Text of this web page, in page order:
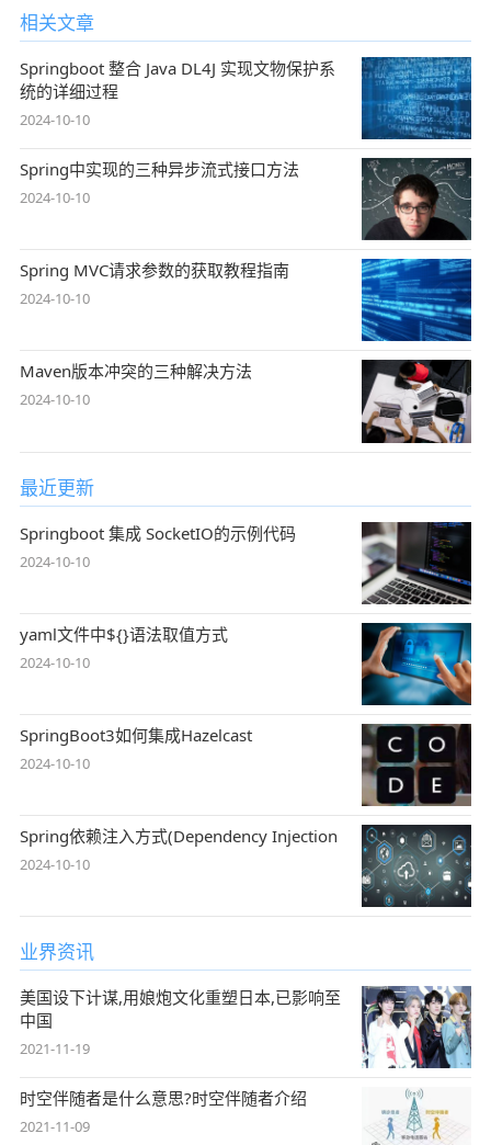
相关文章
Springboot 整合 Java DL4J 实现文物保护系
统的详细过程
2024-10-10
Spring中实现的三种异步流式接口方法
2024-10-10
Spring MVC请求参数的获取教程指南
2024-10-10
Maven版本冲突的三种解决方法
2024-10-10
最近更新
Springboot 集成 SocketIO的示例代码
2024-10-10
yaml文件中${}语法取值方式
2024-10-10
SpringBoot3如何集成Hazelcast
2024-10-10
Spring依赖注入方式(Dependency Injection
2024-10-10
业界资讯
美国设下计谋,用娘炮文化重塑日本,已影响至
中国
2021-11-19
时空伴随者是什么意思?时空伴随者介绍
2021-11-09